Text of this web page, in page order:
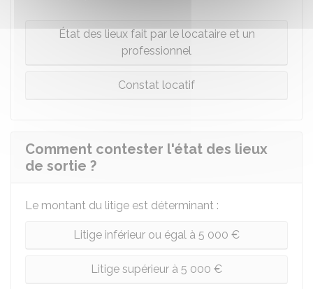
État des lieux fait par le locataire et un
professionnel
Constat locatif
Comment contester l'état des lieux
de sortie ?
Le montant du litige est déterminant :
Litige inférieur ou égal à 5 000 €
Litige supérieur à 5 000 €